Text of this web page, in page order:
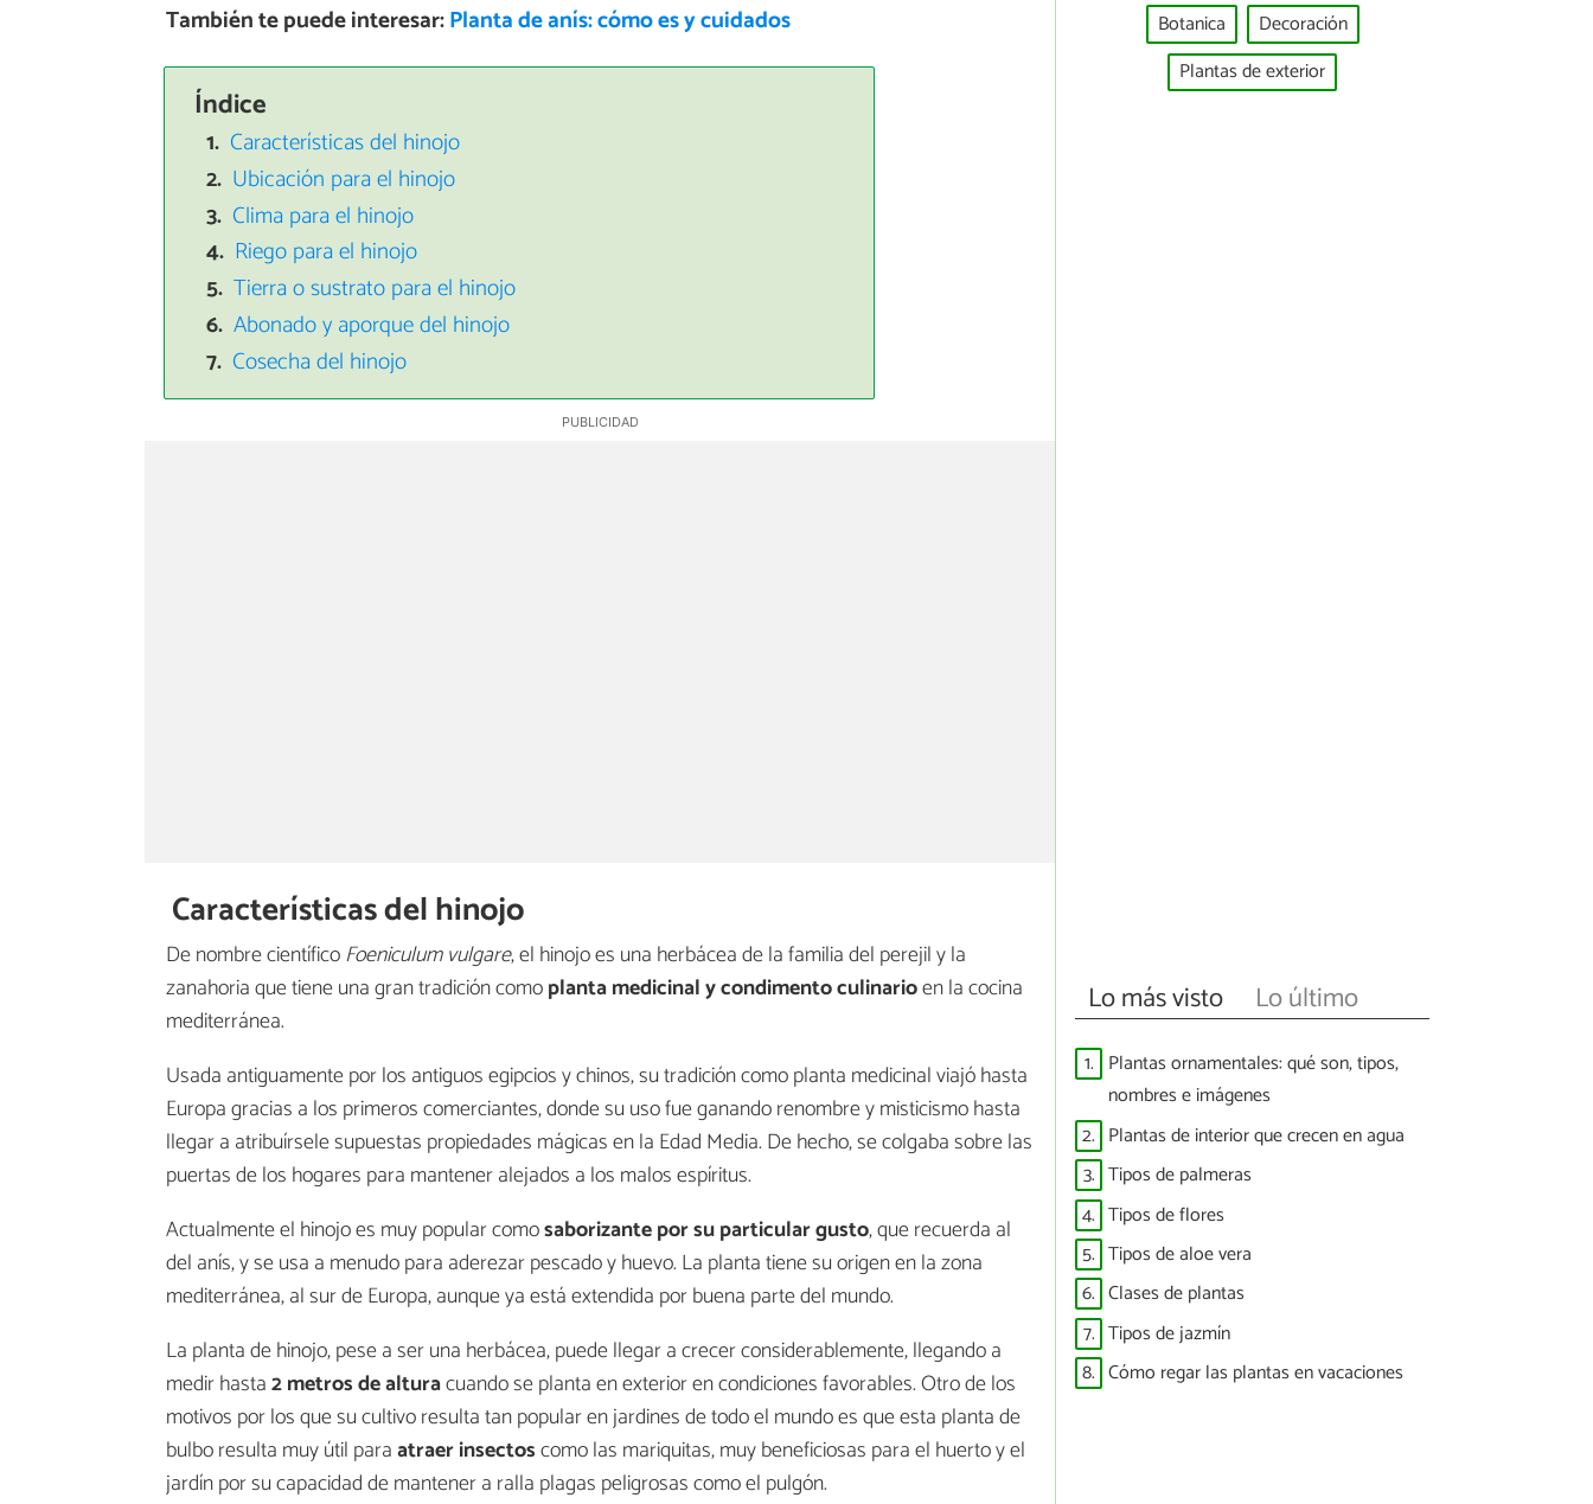
También te puede interesar:Planta de anís: cómo es y cuidados
Índice
Características del hinojo
Ubicación para el hinojo
Clima para el hinojo
Riego para el hinojo
Tierra o sustrato para el hinojo
Abonado y aporque del hinojo
Cosecha del hinojo
Características del hinojo
De nombre científicoFoeniculum vulgare, el hinojo es una herbácea de la familia del perejil y la
zanahoria que tiene una gran tradición comoplanta medicinal y condimento culinarioen la cocina
mediterránea.
Usada antiguamente por los antiguos egipcios y chinos, su tradición como planta medicinal viajó hasta
Europa gracias a los primeros comerciantes, donde su uso fue ganando renombre y misticismo hasta
llegar a atribuírsele supuestas propiedades mágicas en la Edad Media. De hecho, se colgaba sobre las
puertas de los hogares para mantener alejados a los malos espíritus.
Actualmente el hinojo es muy popular comosaborizante por su particular gusto, que recuerda al
del anís, y se usa a menudo para aderezar pescado y huevo. La planta tiene su origen en la zona
mediterránea, al sur de Europa, aunque ya está extendida por buena parte del mundo.
La planta de hinojo, pese a ser una herbácea, puede llegar a crecer considerablemente, llegando a
medir hasta2 metros de alturacuando se planta en exterior en condiciones favorables. Otro de los
motivos por los que su cultivo resulta tan popular en jardines de todo el mundo es que esta planta de
bulbo resulta muy útil paraatraer insectoscomo las mariquitas, muy beneficiosas para el huerto y el
jardín por su capacidad de mantener a ralla plagas peligrosas como el pulgón.
Botanica
Decoración
Plantas de exterior
Lo más visto Lo último
1. Plantas ornamentales: qué son, tipos,
nombres e imágenes
2. Plantas de interior que crecen en agua
3. Tipos de palmeras
4. Tipos de flores
5. Tipos de aloe vera
6. Clases de plantas
7. Tipos de jazmín
8. Cómo regar las plantas en vacaciones